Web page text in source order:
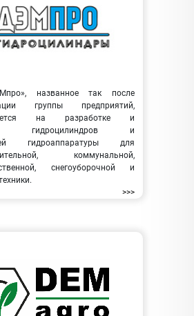
названное так после
группы предприятий,
на разработке и
гидроцилиндров и
гидроаппаратуры для
коммунальной,
снегоуборочной и
>>>